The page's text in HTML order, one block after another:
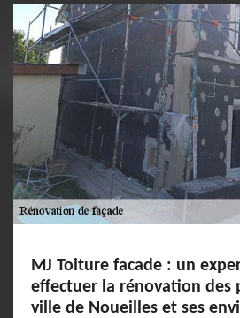
MJ Toiture facade : un
effectuer la rénovation des
ville de Noueilles et ses